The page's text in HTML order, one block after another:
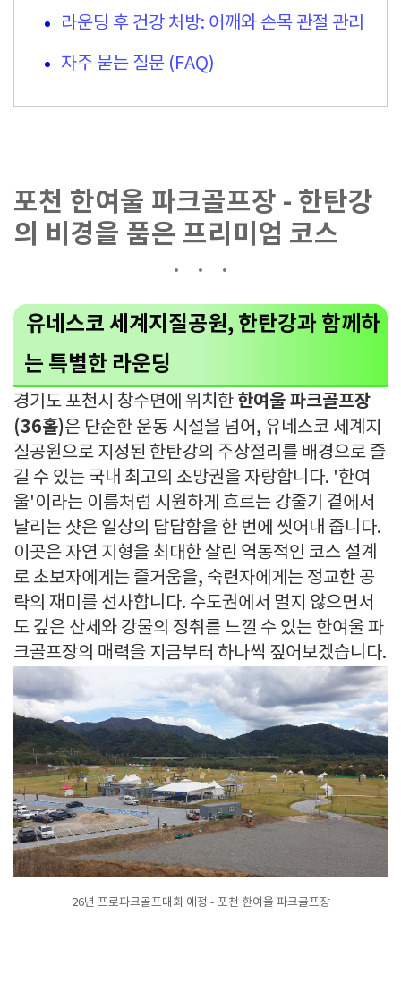
라운딩 후 건강 처방: 어깨와 손목 관절 관리
자주 묻는 질문 (FAQ)
포천 한여울 파크골프장 - 한탄강
의 비경을 품은 프리미엄 코스
유네스코 세계지질공원, 한탄강과 함께하
는 특별한 라운딩
경기도 포천시 창수면에 위치한 한여울 파크골프장
(36홀)은 단순한 운동 시설을 넘어, 유네스코 세계지
질공원으로 지정된 한탄강의 주상절리를 배경으로 즐
길 수 있는 국내 최고의 조망권을 자랑합니다. '한여
울'이라는 이름처럼 시원하게 흐르는 강줄기 곁에서
날리는 샷은 일상의 답답함을 한 번에 씻어내 줍니다.
이곳은 자연 지형을 최대한 살린 역동적인 코스 설계
로 초보자에게는 즐거움을, 숙련자에게는 정교한 공
략의 재미를 선사합니다. 수도권에서 멀지 않으면서
도 깊은 산세와 강물의 정취를 느낄 수 있는 한여울 파
크골프장의 매력을 지금부터 하나씩 짚어보겠습니다.
26년 프로파크골프대회 예정 - 포천 한여울 파크골프장